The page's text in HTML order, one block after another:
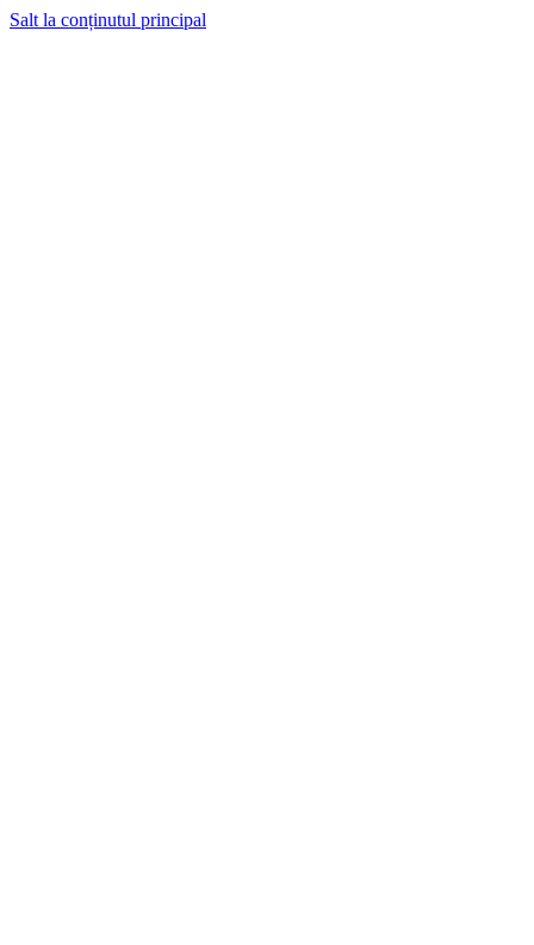
Salt la conținutul principal